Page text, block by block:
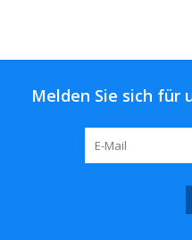
Melden Sie sich für